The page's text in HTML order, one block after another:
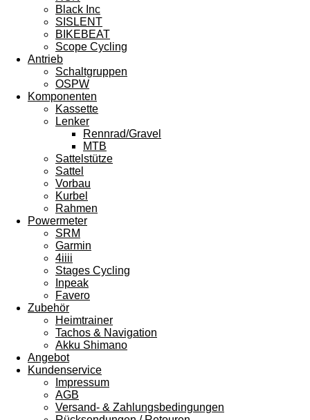
Black Inc
SISLENT
BIKEBEAT
Scope Cycling
Antrieb
Schaltgruppen
OSPW
Komponenten
Kassette
Lenker
Rennrad/Gravel
MTB
Sattelstütze
Sattel
Vorbau
Kurbel
Rahmen
Powermeter
SRM
Garmin
4iiii
Stages Cycling
Inpeak
Favero
Zubehör
Heimtrainer
Tachos & Navigation
Akku Shimano
Angebot
Kundenservice
Impressum
AGB
Versand- & Zahlungsbedingungen